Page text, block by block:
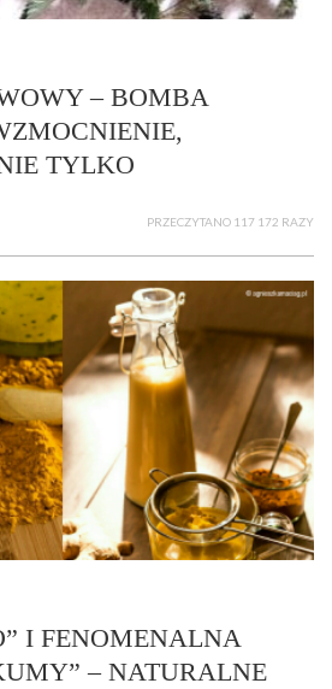
– BOMBA
TYLKO
PRZECZYTANO 117 172 RAZY
I FENOMENALNA
– NATURALNE